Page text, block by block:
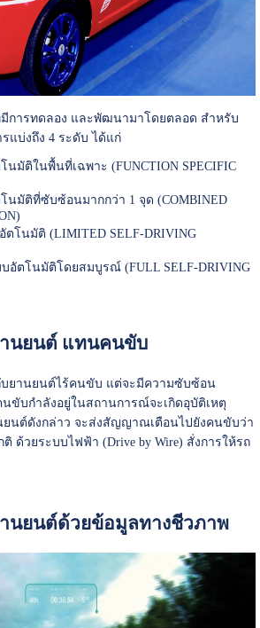
การทดลอง และพัฒนามาโดยตลอด สำหรับ
แบ่งถึง 4 ระดับ ได้แก่
มัติในพื้นที่เฉพาะ (FUNCTION SPECIFIC
นมัติที่ซับซ้อนมากกว่า 1 จุด (COMBINED
ตโนมัติ (LIMITED SELF-DRIVING
อัตโนมัติโดยสมบูรณ์ (FULL SELF-DRIVING
นยนต์ แทนคนขับ
บยานยนต์ไร้คนขับ แต่จะมีความซับซ้อน
ขับกำลังอยู่ในสถานการณ์จะเกิดอุบัติเหตุ
ยนต์ดังกล่าว จะส่งสัญญาณเตือนไปยังคนขับว่า
ด้วยระบบไฟฟ้า (Drive by Wire) สั่งการให้รถ
นยนต์ด้วยข้อมูลทางชีวภาพ